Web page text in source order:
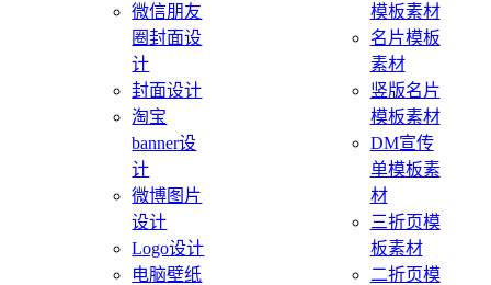
微信朋友
圈封面设
计
封面设计
淘宝
banner设
计
微博图片
设计
Logo设计
电脑壁纸
模板素材
名片模板
素材
竖版名片
模板素材
DM宣传
单模板素
材
三折页模
板素材
二折页模